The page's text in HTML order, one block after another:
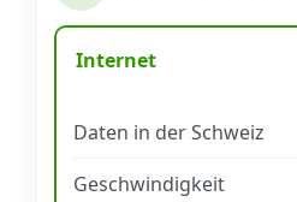
Datenschutz·AGB
Internet
Daten in der Schweiz
Geschwindigkeit